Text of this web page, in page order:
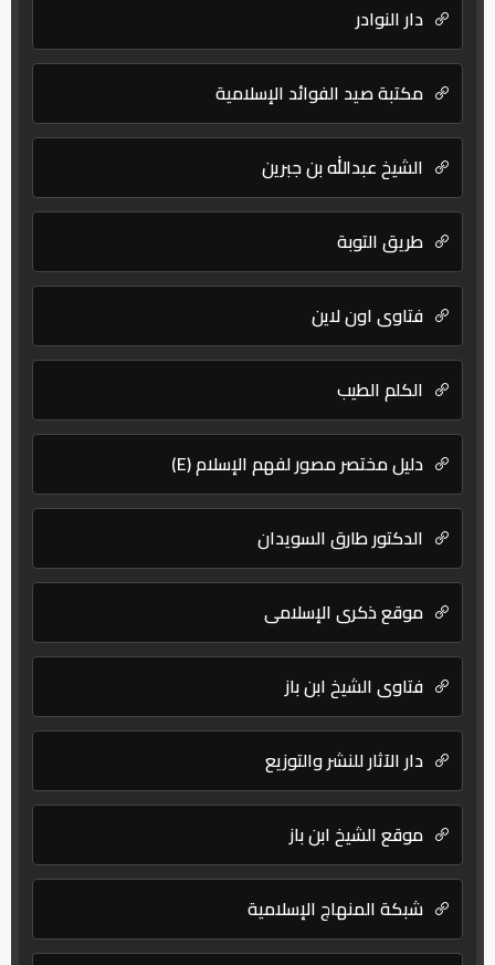
دار النوادر
مكتبة صيد الفوائد الإسلامية
الشيخ عبدالله بن جبرين
طريق التوبة
فتاوى اون لاين
الكلم الطيب
دليل مختصر مصور لفهم الإسلام (E)
الدكتور طارق السويدان
موقع ذكرى الإسلامي
فتاوى الشيخ ابن باز
دار الآثار للنشر والتوزيع
موقع الشيخ ابن باز
شبكة المنهاج الإسلامية